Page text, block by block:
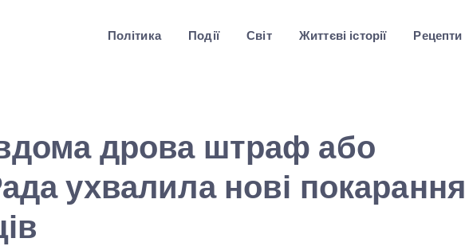
Політика Події Світ Життєві історії Рецепти
дрова штраф або
ухвалила нові покарання